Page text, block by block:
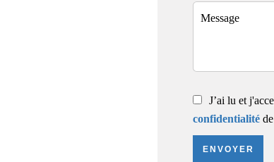
J’ai lu et
confidentialité
ENVOYER